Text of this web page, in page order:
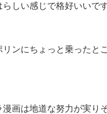
しい感じで格好いいで
ンにちょっと乗ったと
画は地道な努力が実り